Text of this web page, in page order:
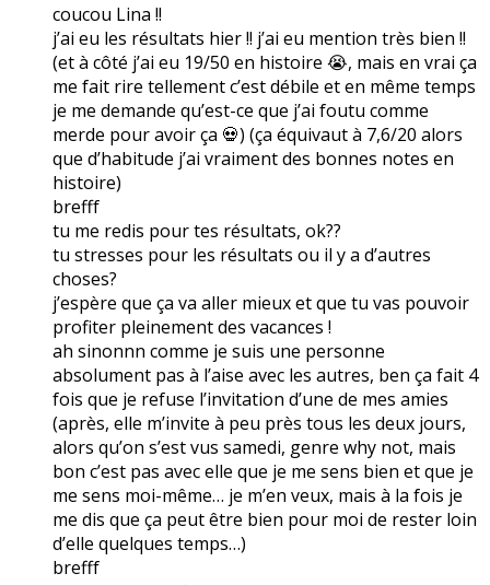
coucou Lina !!
j’ai eu les résultats hier !! j’ai eu mention très bien !!
(et à côté j’ai eu 19/50 en histoire 😭, mais en vrai ça
me fait rire tellement c’est débile et en même temps
je me demande qu’est-ce que j’ai foutu comme
merde pour avoir ça 💀) (ça équivaut à 7,6/20 alors
que d’habitude j’ai vraiment des bonnes notes en
histoire)
brefff
tu me redis pour tes résultats, ok??
tu stresses pour les résultats ou il y a d’autres
choses?
j’espère que ça va aller mieux et que tu vas pouvoir
profiter pleinement des vacances !
ah sinonnn comme je suis une personne
absolument pas à l’aise avec les autres, ben ça fait 4
fois que je refuse l’invitation d’une de mes amies
(après, elle m’invite à peu près tous les deux jours,
alors qu’on s’est vus samedi, genre why not, mais
bon c’est pas avec elle que je me sens bien et que je
me sens moi-même… je m’en veux, mais à la fois je
me dis que ça peut être bien pour moi de rester loin
d’elle quelques temps…)
brefff